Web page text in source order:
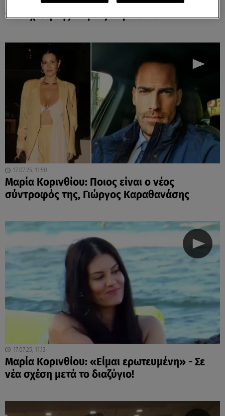
Η πρώτη αντίδραση του Γιάννη Αϊβάζη στη
νέα σχέση της Μαρίας Κορινθίου
17.07.25, 11:50
Μαρία Κορινθίου: Ποιος είναι ο νέος
σύντροφός της, Γιώργος Καραθανάσης
17.07.25, 11:13
Μαρία Κορινθίου: «Είμαι ερωτευμένη» - Σε
νέα σχέση μετά το διαζύγιο!